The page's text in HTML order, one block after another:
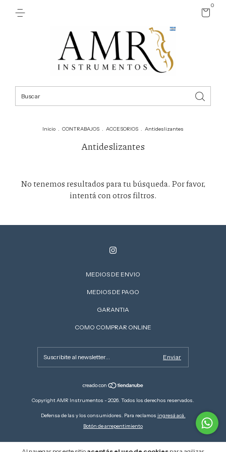
0
Inicio . CONTRABAJOS . ACCESORIOS . Antideslizantes
Antideslizantes
No tenemos resultados para tu búsqueda. Por favor,
intentá con otros filtros.
MEDIOS DE ENVIO
MEDIOS DE PAGO
GARANTIA
COMO COMPRAR ONLINE
Copyright AMR Instrumentos - 2026. Todos los derechos reservados.
Defensa de las y los consumidores. Para reclamos ingresá acá.
Botón de arrepentimiento